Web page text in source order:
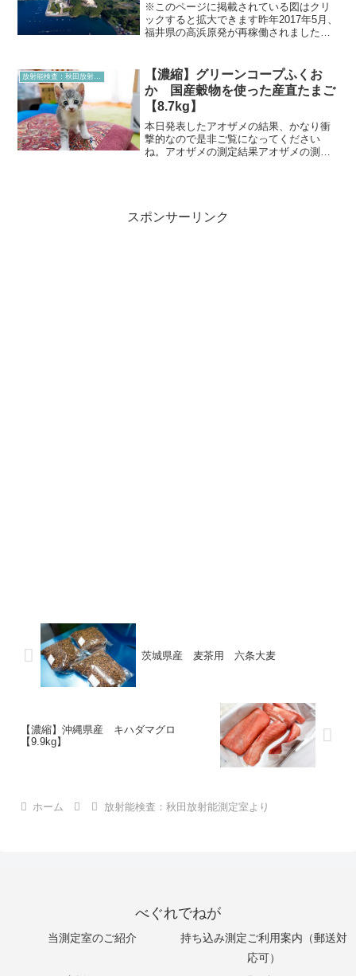
※このページに掲載されている図はクリ
ックすると拡大できます昨年2017年5月、
福井県の高浜原発が再稼働されました。
精密測定を行うことで、稼働前の基礎デ
ータを蓄積したいと考...
放射能検査：秋田放射能測定室より
【濃縮】グリーンコープふくお
か 国産穀物を使った産直たまご
【8.7kg】
本日発表したアオザメの結果、かなり衝
撃的なので是非ご覧になってください
ね。アオザメの測定結果アオザメの測定
スポンサーリンク
茨城県産 麦茶用 六条大麦
【濃縮】沖縄県産 キハダマグロ
【9.9kg】
ホーム 放射能検査：秋田放射能測定室より
べぐれでねが
当測定室のご紹介
持ち込み測定ご利用案内（郵送対
応可）